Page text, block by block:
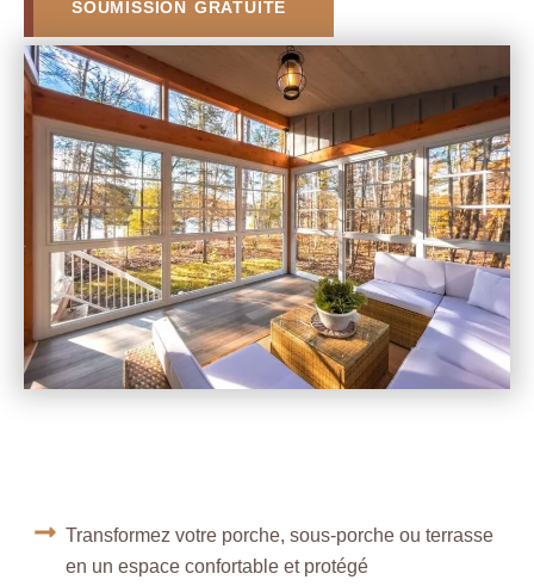
SOUMISSION GRATUITE
Transformez votre porche, sous-porche ou terrasse
en un espace confortable et protégé